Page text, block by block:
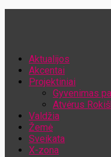
Aktualijos
Akcentai
Projektiniai
Gyvenimas
Atvėrus
Valdžia
Žemė
Sveikata
X-zona